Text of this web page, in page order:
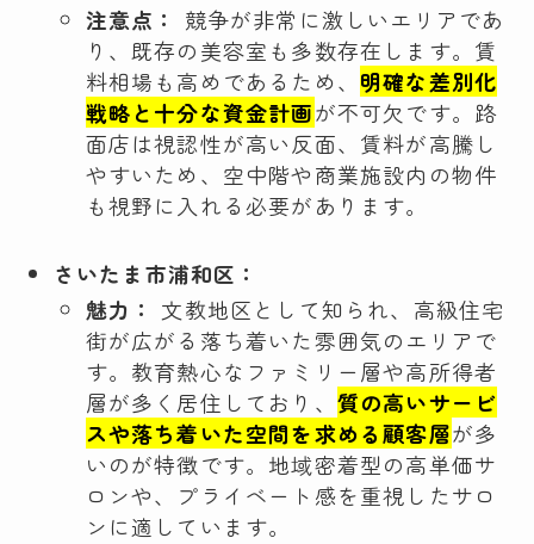
注意点：
競争が非常に激しいエリアであ
り、既存の美容室も多数存在します。賃
料相場も高めであるため、 明確な差別化
戦略と十分な資金計画が不可欠です。路
面店は視認性が高い反面、賃料が高騰し
やすいため、空中階や商業施設内の物件
も視野に入れる必要があります。
さいたま市浦和区：
魅力：
文教地区として知られ、高級住宅
街が広がる落ち着いた雰囲気のエリアで
す。教育熱心なファミリー層や高所得者
層が多く居住しており、 質の高いサービ
スや落ち着いた空間を求める顧客層が多
いのが特徴です。地域密着型の高単価サ
ロンや、プライベート感を重視したサロ
ンに適しています。